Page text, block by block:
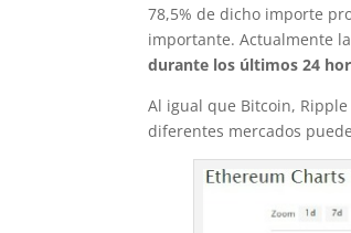
78,5% de dicho importe
importante. Actualmente
durante los últimos 24
Al igual que Bitcoin,
diferentes mercados